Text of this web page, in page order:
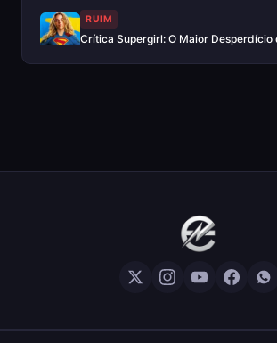
RUIM
Crítica Supergirl: O Maior Desperdício
Crítica O Mandaloriano e Grogu: A
Perfeita de Star Wars? — Sem Spoilers
RUIM